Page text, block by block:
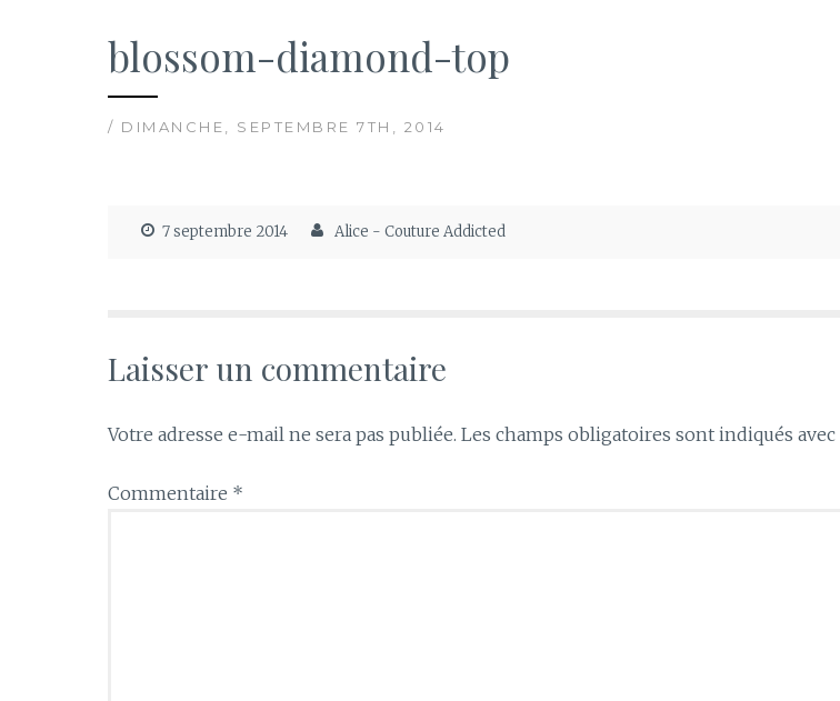
blossom-diamond-top
/ DIMANCHE, SEPTEMBRE 7TH, 2014
7 septembre 2014 Alice - Couture Addicted
Laisser un commentaire
Votre adresse e-mail ne sera pas publiée. Les champs obligatoires sont indiqués avec
Commentaire *